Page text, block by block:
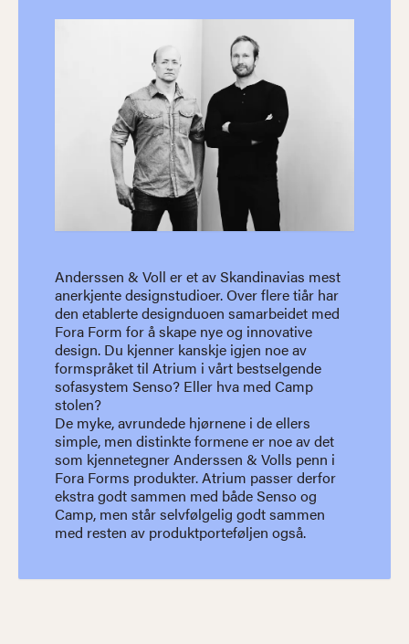
Anderssen & Voll er et av Skandinavias mest
anerkjente designstudioer. Over flere tiår har
den etablerte designduoen samarbeidet med
Fora Form for å skape nye og innovative
design. Du kjenner kanskje igjen noe av
formspråket til Atrium i vårt bestselgende
sofasystem Senso? Eller hva med Camp
stolen?
De myke, avrundede hjørnene i de ellers
simple, men distinkte formene er noe av det
som kjennetegner Anderssen & Volls penn i
Fora Forms produkter. Atrium passer derfor
ekstra godt sammen med både Senso og
Camp, men står selvfølgelig godt sammen
med resten av produktporteføljen også.